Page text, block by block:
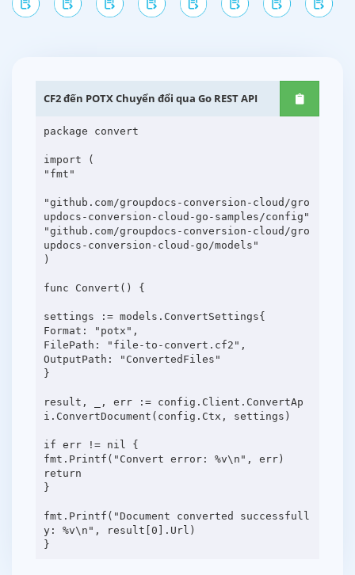
CF2 đến POTX Chuyển đổi qua Go REST API
package convert
import (
"fmt"
"github.com/groupdocs-conversion-cloud/gro
updocs-conversion-cloud-go-samples/config"
"github.com/groupdocs-conversion-cloud/gro
updocs-conversion-cloud-go/models"
)
func Convert() {
settings := models.ConvertSettings{
Format: "potx",
FilePath: "file-to-convert.cf2",
OutputPath: "ConvertedFiles"
}
result, _, err := config.Client.ConvertAp
i.ConvertDocument(config.Ctx, settings)
if err != nil {
fmt.Printf("Convert error: %v\n", err)
return
}
fmt.Printf("Document converted successfull
y: %v\n", result[0].Url)